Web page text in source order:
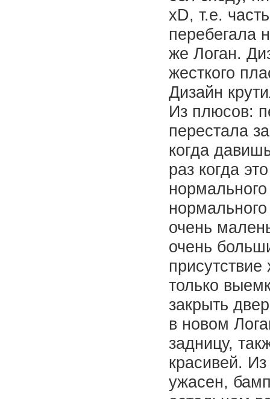
xD, т.е.
перебегала
же Логан.
жесткого
Дизайн
Из плюсов:
перестала
когда
раз когда
очень
очень
только
закрыть
в новом
задницу,
красивей.
ужасен,